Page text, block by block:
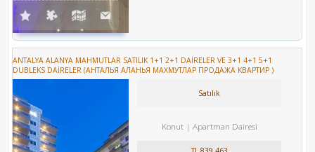
ANTALYA ALANYA MAHMUTLAR SATILIK 1+1 2+1 DAİRELER VE 3+1 4+1 5+1
DUBLEKS DAİRELER (АНТАЛЬЯ АЛАНЬЯ МАХМУТЛАР ПРОДАЖА КВАРТИР )
Satılık
Konut Apartman Dairesi